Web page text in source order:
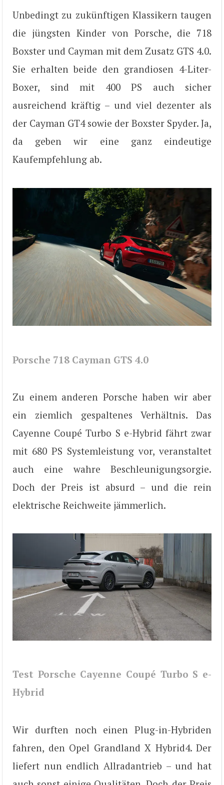
Unbedingt zu zukünftigen Klassikern taugen
die jüngsten Kinder von Porsche, die 718
Boxster und Cayman mit dem Zusatz GTS 4.0.
Sie erhalten beide den grandiosen 4-Liter-
Boxer, sind mit 400 PS auch sicher
ausreichend kräftig – und viel dezenter als
der Cayman GT4 sowie der Boxster Spyder. Ja,
da geben wir eine ganz eindeutige
Kaufempfehlung ab.
Porsche 718 Cayman GTS 4.0
Zu einem anderen Porsche haben wir aber
ein ziemlich gespaltenes Verhältnis. Das
Cayenne Coupé Turbo S e-Hybrid fährt zwar
mit 680 PS Systemleistung vor, veranstaltet
auch eine wahre Beschleunigungsorgie.
Doch der Preis ist absurd – und die rein
elektrische Reichweite jämmerlich.
Test Porsche Cayenne Coupé Turbo S e-
Hybrid
Wir durften noch einen Plug-in-Hybriden
fahren, den Opel Grandland X Hybrid4. Der
liefert nun endlich Allradantrieb – und hat